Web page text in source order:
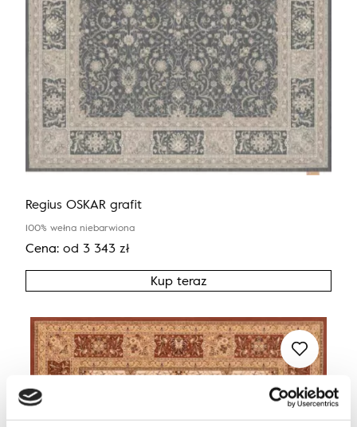
Regius OSKAR grafit
100% wełna niebarwiona
Cena: od 3 343 zł
Kup teraz